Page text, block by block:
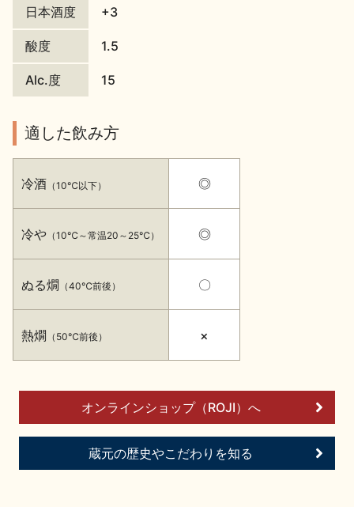
地酒・イベント情報
イベント情報TOP 新商品・おすすめ商品
季節の商品 イベント情報
地酒蔵元会WEB展示会 地酒蔵元会利酒会
日本酒度 +3
酸度 1.5
Alc.度 15
適した飲み方
冷酒 （10℃以下）
冷や （10℃～常温20～25℃）
ぬる燗 （40℃前後）
熱燗 （50℃前後）
◎
◎
〇
×
オンラインショップ（ROJI）へ
蔵元の歴史やこだわりを知る